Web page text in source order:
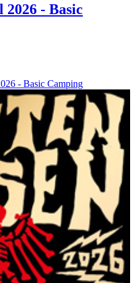
- Basic
- Basic Camping